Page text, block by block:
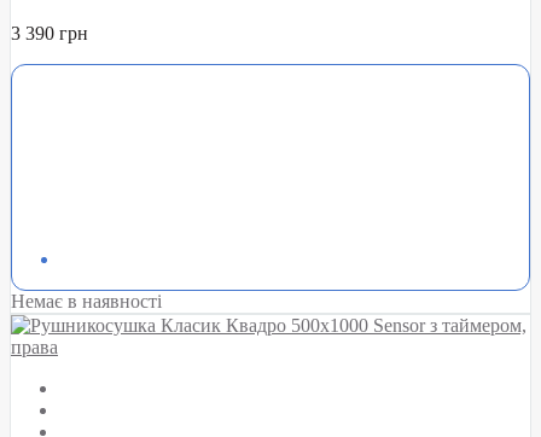
3 390 грн
Немає в наявності